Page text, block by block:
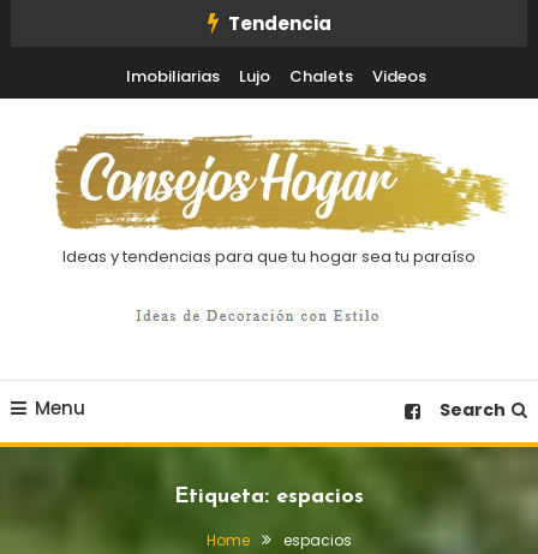
Tendencia
Imobiliarias Lujo Chalets Videos
Ideas y tendencias para que tu hogar sea tu paraíso
Menu Search
Etiqueta: espacios
Home espacios